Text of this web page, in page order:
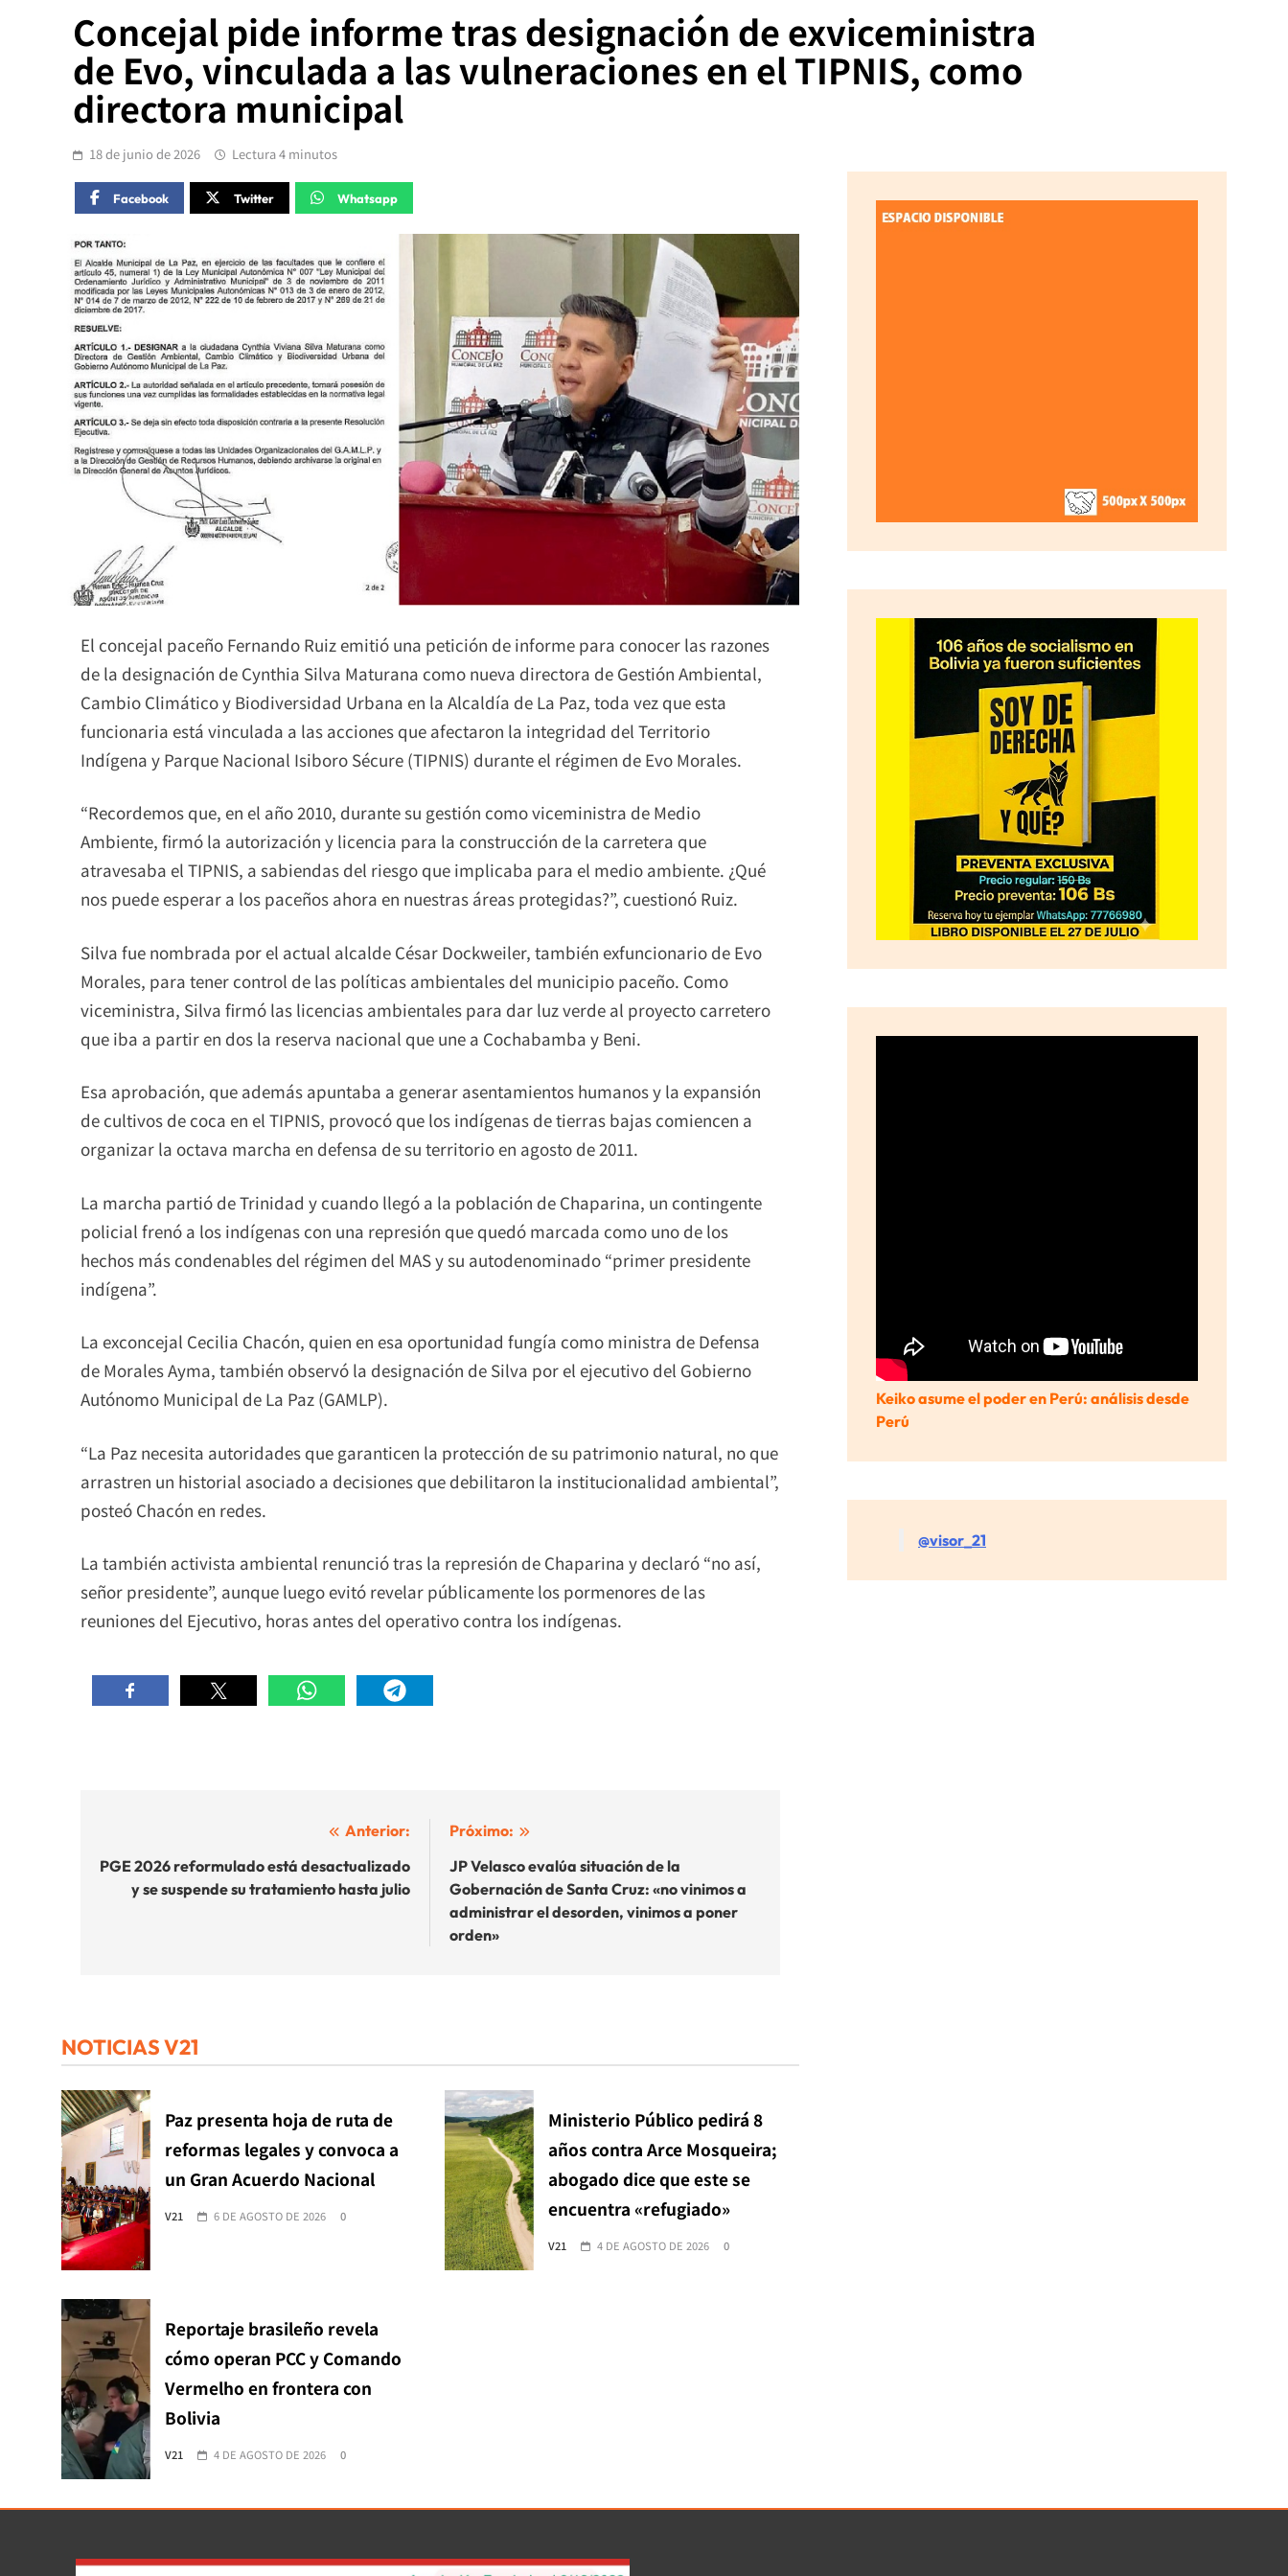
Concejal pide informe tras designación de exviceministra
de Evo, vinculada a las vulneraciones en el TIPNIS, como
directora municipal
18 de junio de 2026 Lectura 4 minutos
Facebook Twitter Whatsapp
El concejal paceño Fernando Ruiz emitió una petición de informe para conocer las razones
de la designación de Cynthia Silva Maturana como nueva directora de Gestión Ambiental,
Cambio Climático y Biodiversidad Urbana en la Alcaldía de La Paz, toda vez que esta
funcionaria está vinculada a las acciones que afectaron la integridad del Territorio
Indígena y Parque Nacional Isiboro Sécure (TIPNIS) durante el régimen de Evo Morales.
“Recordemos que, en el año 2010, durante su gestión como viceministra de Medio
Ambiente, firmó la autorización y licencia para la construcción de la carretera que
atravesaba el TIPNIS, a sabiendas del riesgo que implicaba para el medio ambiente. ¿Qué
nos puede esperar a los paceños ahora en nuestras áreas protegidas?”, cuestionó Ruiz.
Silva fue nombrada por el actual alcalde César Dockweiler, también exfuncionario de Evo
Morales, para tener control de las políticas ambientales del municipio paceño. Como
viceministra, Silva firmó las licencias ambientales para dar luz verde al proyecto carretero
que iba a partir en dos la reserva nacional que une a Cochabamba y Beni.
Esa aprobación, que además apuntaba a generar asentamientos humanos y la expansión
de cultivos de coca en el TIPNIS, provocó que los indígenas de tierras bajas comiencen a
organizar la octava marcha en defensa de su territorio en agosto de 2011.
La marcha partió de Trinidad y cuando llegó a la población de Chaparina, un contingente
policial frenó a los indígenas con una represión que quedó marcada como uno de los
hechos más condenables del régimen del MAS y su autodenominado “primer presidente
indígena”.
La exconcejal Cecilia Chacón, quien en esa oportunidad fungía como ministra de Defensa
de Morales Ayma, también observó la designación de Silva por el ejecutivo del Gobierno
Autónomo Municipal de La Paz (GAMLP).
“La Paz necesita autoridades que garanticen la protección de su patrimonio natural, no que
arrastren un historial asociado a decisiones que debilitaron la institucionalidad ambiental”,
posteó Chacón en redes.
La también activista ambiental renunció tras la represión de Chaparina y declaró “no así,
señor presidente”, aunque luego evitó revelar públicamente los pormenores de las
reuniones del Ejecutivo, horas antes del operativo contra los indígenas.
de
entradas
Anterior:
PGE 2026 reformulado está desactualizado
y se suspende su tratamiento hasta julio
Próximo:
JP Velasco evalúa situación de la
Gobernación de Santa Cruz: «no vinimos a
administrar el desorden, vinimos a poner
orden»
NOTICIAS V21
Paz presenta hoja de ruta de
reformas legales y convoca a
un Gran Acuerdo Nacional
V21 6 DE AGOSTO DE 2026 0
Ministerio Público pedirá 8
años contra Arce Mosqueira;
abogado dice que este se
encuentra «refugiado»
V21 4 DE AGOSTO DE 2026 0
Reportaje brasileño revela
cómo operan PCC y Comando
Vermelho en frontera con
Bolivia
V21 4 DE AGOSTO DE 2026 0
Keiko asume el poder en Perú: análisis desde
Perú
@visor_21